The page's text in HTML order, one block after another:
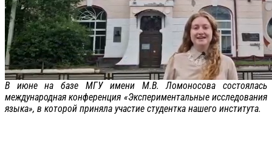
В июне на базе МГУ имени М.В. Ломоносова состоялась
международная конференция «Экспериментальные исследования
языка», в которой приняла участие студентка нашего института.